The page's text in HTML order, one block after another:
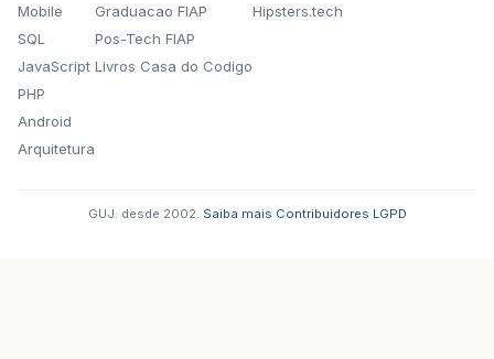
Mobile
SQL
JavaScript
PHP
Android
Arquitetura
Graduacao FIAP
Pos-Tech FIAP
Livros Casa do Codigo
Hipsters.tech
GUJ: desde 2002. Saiba mais Contribuidores LGPD